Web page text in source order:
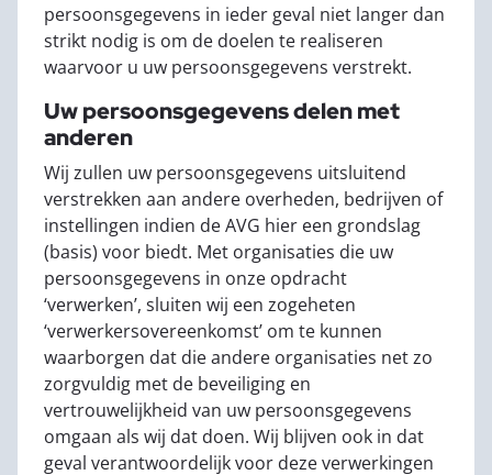
persoonsgegevens in ieder geval niet langer dan
strikt nodig is om de doelen te realiseren
waarvoor u uw persoonsgegevens verstrekt.
Uw persoonsgegevens delen met
anderen
Wij zullen uw persoonsgegevens uitsluitend
verstrekken aan andere overheden, bedrijven of
instellingen indien de AVG hier een grondslag
(basis) voor biedt. Met organisaties die uw
persoonsgegevens in onze opdracht
‘verwerken’, sluiten wij een zogeheten
‘verwerkersovereenkomst’ om te kunnen
waarborgen dat die andere organisaties net zo
zorgvuldig met de beveiliging en
vertrouwelijkheid van uw persoonsgegevens
omgaan als wij dat doen. Wij blijven ook in dat
geval verantwoordelijk voor deze verwerkingen